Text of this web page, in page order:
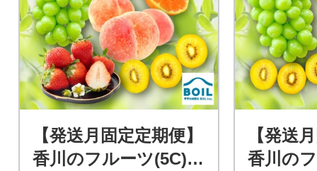
【発送月固定定期便】
香川のフルーツ(5C)全
【発送
香川の